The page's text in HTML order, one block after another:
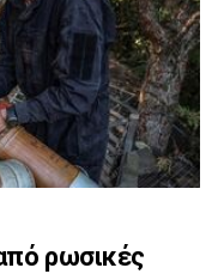
Τότεναμ
ρωσικές